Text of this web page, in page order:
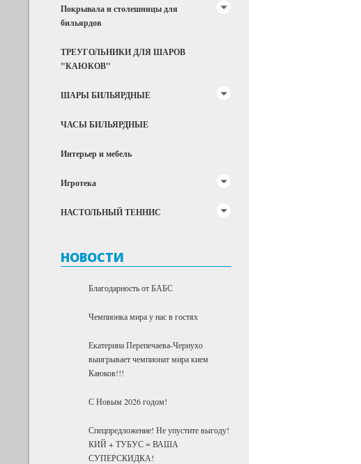
Покрывала и столешницы для
бильярдов
ТРЕУГОЛЬНИКИ ДЛЯ ШАРОВ
"КАЮКОВ"
ШАРЫ БИЛЬЯРДНЫЕ
ЧАСЫ БИЛЬЯРДНЫЕ
Интерьер и мебель
Игротека
НАСТОЛЬНЫЙ ТЕННИС
НОВОСТИ
Благодарность от БАБС
Чемпионка мира у нас в гостях
Екатерина Перепечаева-Чернухо
выигрывает чемпионат мира кием
Каюков!!!
С Новым 2026 годом!
Спецпредложение! Не упустите выгоду!
КИЙ + ТУБУС = ВАША
СУПЕРСКИДКА!